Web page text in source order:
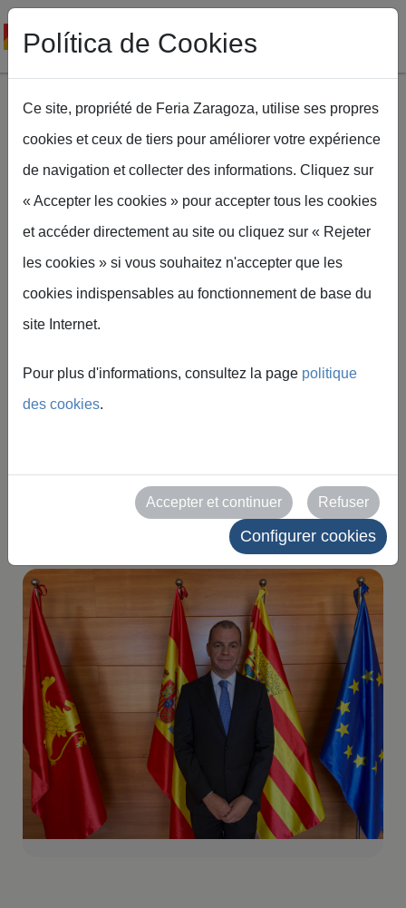
Aller au contenu principal
Fil d'Ariane
Rubén Auseré préside le comité d'organisation d'ENOMAQ
2027
Feria de Zaragoza
Rubén Auseré préside
le comité
2026-05-12
Política de Cookies
Ce site, propriété de Feria Zaragoza, utilise ses propres
cookies et ceux de tiers pour améliorer votre expérience
de navigation et collecter des informations. Cliquez sur
« Accepter les cookies » pour accepter tous les cookies
et accéder directement au site ou cliquez sur « Rejeter
les cookies » si vous souhaitez n'accepter que les
cookies indispensables au fonctionnement de base du
site Internet.
Pour plus d'informations, consultez la page politique
des cookies.
Accepter et continuer Refuser
Configurer cookies